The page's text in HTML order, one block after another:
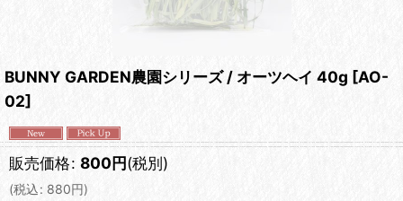
BUNNY GARDEN農園シリーズ / オーツヘイ 40g [AO-
02]
販売価格: 800円(税別)
(税込: 880円)